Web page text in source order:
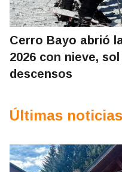
Cerro Bayo abrió
2026 con nieve,
descensos
Últimas noticias